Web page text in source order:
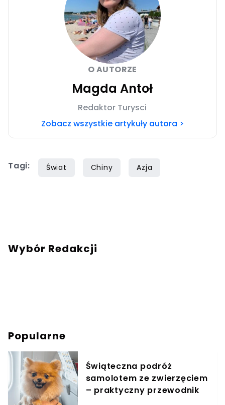
O AUTORZE
Magda Antoł
Redaktor Turysci
Zobacz wszystkie artykuły autora >
Tagi: Świat Chiny Azja
Wybór Redakcji
Popularne
Świąteczna podróż
samolotem ze zwierzęciem
– praktyczny przewodnik